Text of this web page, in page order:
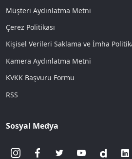
Müşteri Aydınlatma Metni
Çerez Politikası
Kişisel Verileri Saklama ve İmha
Kamera Aydınlatma Metni
KVKK Başvuru Formu
RSS
Sosyal Medya